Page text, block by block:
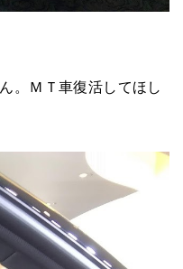
。ＭＴ車復活してほし